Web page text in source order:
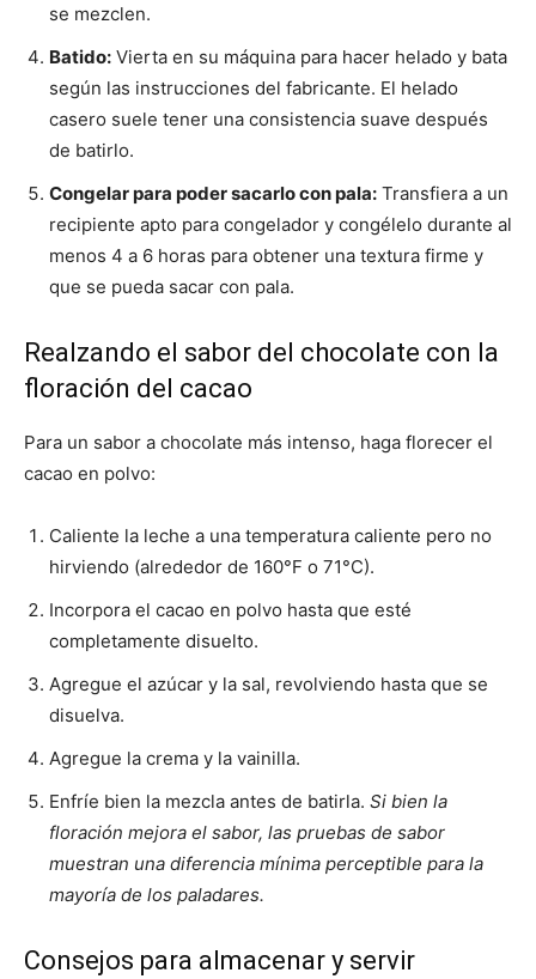
se mezclen.
Batido: Vierta en su máquina para hacer helado y bata
según las instrucciones del fabricante. El helado
casero suele tener una consistencia suave después
de batirlo.
Congelar para poder sacarlo con pala: Transfiera a un
recipiente apto para congelador y congélelo durante al
menos 4 a 6 horas para obtener una textura firme y
que se pueda sacar con pala.
Realzando el sabor del chocolate con la
floración del cacao
Para un sabor a chocolate más intenso, haga florecer el
cacao en polvo:
Caliente la leche a una temperatura caliente pero no
hirviendo (alrededor de 160°F o 71°C).
Incorpora el cacao en polvo hasta que esté
completamente disuelto.
Agregue el azúcar y la sal, revolviendo hasta que se
disuelva.
Agregue la crema y la vainilla.
Enfríe bien la mezcla antes de batirla. Si bien la
floración mejora el sabor, las pruebas de sabor
muestran una diferencia mínima perceptible para la
mayoría de los paladares.
Consejos para almacenar y servir